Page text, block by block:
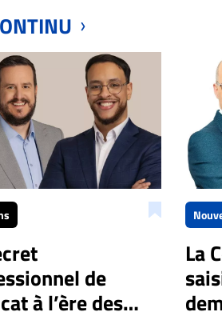
de
à l’ère des
La